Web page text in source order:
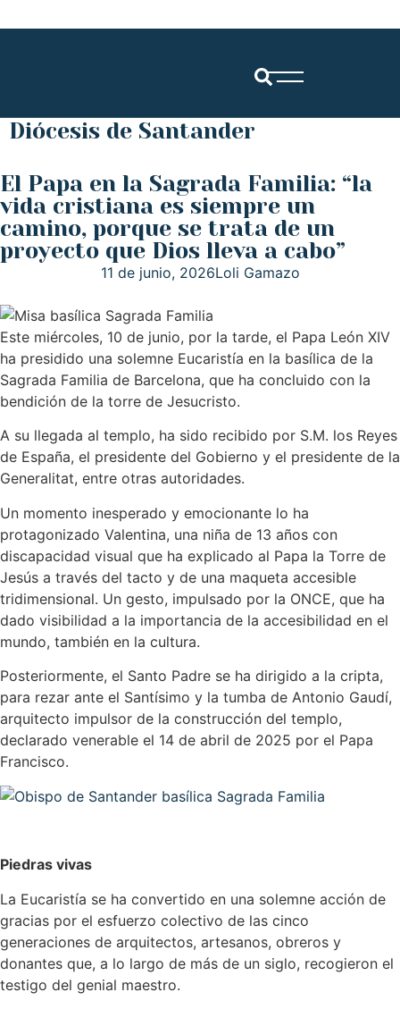
Diócesis de Santander
El Papa en la Sagrada Familia: “la
vida cristiana es siempre un
camino, porque se trata de un
proyecto que Dios lleva a cabo”
11 de junio, 2026Loli Gamazo
Este miércoles, 10 de junio, por la tarde, el Papa León XIV
ha presidido una solemne Eucaristía en la basílica de la
Sagrada Familia de Barcelona, que ha concluido con la
bendición de la torre de Jesucristo.
A su llegada al templo, ha sido recibido por S.M. los Reyes
de España, el presidente del Gobierno y el presidente de la
Generalitat, entre otras autoridades.
Un momento inesperado y emocionante lo ha
protagonizado Valentina, una niña de 13 años con
discapacidad visual que ha explicado al Papa la Torre de
Jesús a través del tacto y de una maqueta accesible
tridimensional. Un gesto, impulsado por la ONCE, que ha
dado visibilidad a la importancia de la accesibilidad en el
mundo, también en la cultura.
Posteriormente, el Santo Padre se ha dirigido a la cripta,
para rezar ante el Santísimo y la tumba de Antonio Gaudí,
arquitecto impulsor de la construcción del templo,
declarado venerable el 14 de abril de 2025 por el Papa
Francisco.
Piedras vivas
La Eucaristía se ha convertido en una solemne acción de
gracias por el esfuerzo colectivo de las cinco
generaciones de arquitectos, artesanos, obreros y
donantes que, a lo largo de más de un siglo, recogieron el
testigo del genial maestro.